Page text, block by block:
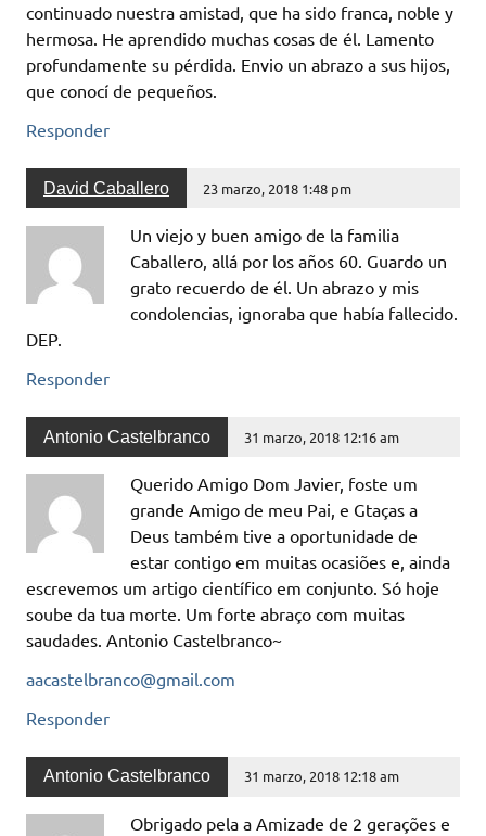
continuado nuestra amistad, que ha sido franca, noble y
hermosa. He aprendido muchas cosas de él. Lamento
profundamente su pérdida. Envio un abrazo a sus hijos,
que conocí de pequeños.
Responder
David Caballero 23 marzo, 2018 1:48 pm
Un viejo y buen amigo de la familia
Caballero, allá por los años 60. Guardo un
grato recuerdo de él. Un abrazo y mis
condolencias, ignoraba que había fallecido.
DEP.
Responder
Antonio Castelbranco 31 marzo, 2018 12:16 am
Querido Amigo Dom Javier, foste um
grande Amigo de meu Pai, e Gtaças a
Deus também tive a oportunidade de
estar contigo em muitas ocasiões e, ainda
escrevemos um artigo científico em conjunto. Só hoje
soube da tua morte. Um forte abraço com muitas
saudades. Antonio Castelbranco~
aacastelbranco@gmail.com
Responder
Antonio Castelbranco 31 marzo, 2018 12:18 am
Obrigado pela a Amizade de 2 gerações e